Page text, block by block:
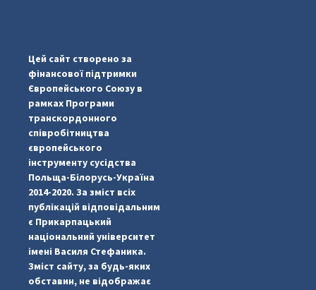
Цей сайт створено за
фінансової підтримки
Європейського Союзу в
рамках Програми
транскордонного
співробітництва
європейського
інструменту сусідства
Польща-Білорусь-Україна
2014-2020. За зміст всіх
публікацій відповідальним
є Прикарпацький
національний університет
імені Василя Стефаника.
Зміст сайту, за будь-яких
обставин, не відображає